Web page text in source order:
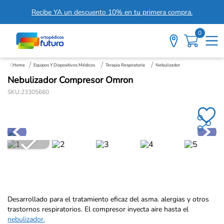
Recibe YA un descuento 10% en tu primera compra.
0
Equipos Y Dispositivos Médicos Terapia Respiratoria Nebulizador
Nebulizador Compresor Omron
SKU:23305660
Desarrollado para el tratamiento eficaz del asma. alergias y otros
trastornos respiratorios. El compresor inyecta aire hasta el
nebulizador.